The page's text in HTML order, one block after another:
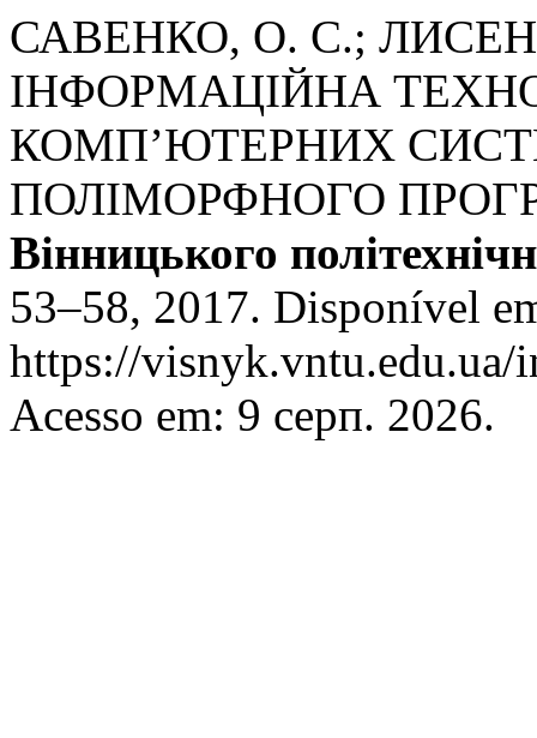
САВЕНКО, О. С.;
ІНФОРМАЦІЙНА
КОМП’ЮТЕРНИХ
ПОЛІМОРФНОГО
Вінницького
53–58, 2017. Disponível
https://
Acesso em: 9 серп. 2026.